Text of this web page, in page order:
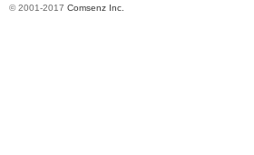
© 2001-2017 Comsenz Inc.